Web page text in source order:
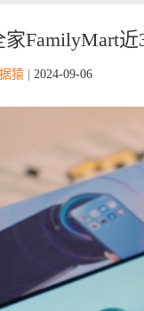
家FamilyMart
猿 2024-09-06